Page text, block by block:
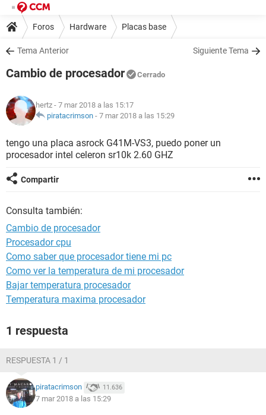
Foros Hardware Placas base
Tema Anterior Siguiente Tema
Cambio de procesador Cerrado
hertz - 7 mar 2018 a las 15:17
piratacrimson - 7 mar 2018 a las 15:29
tengo una placa asrock G41M-VS3, puedo poner un
procesador intel celeron sr10k 2.60 GHZ
Compartir
Consulta también:
Cambio de procesador
Procesador cpu
Como saber que procesador tiene mi pc
Como ver la temperatura de mi procesador
Bajar temperatura procesador
Temperatura maxima procesador
1 respuesta
RESPUESTA 1 / 1
piratacrimson 11.636
7 mar 2018 a las 15:29